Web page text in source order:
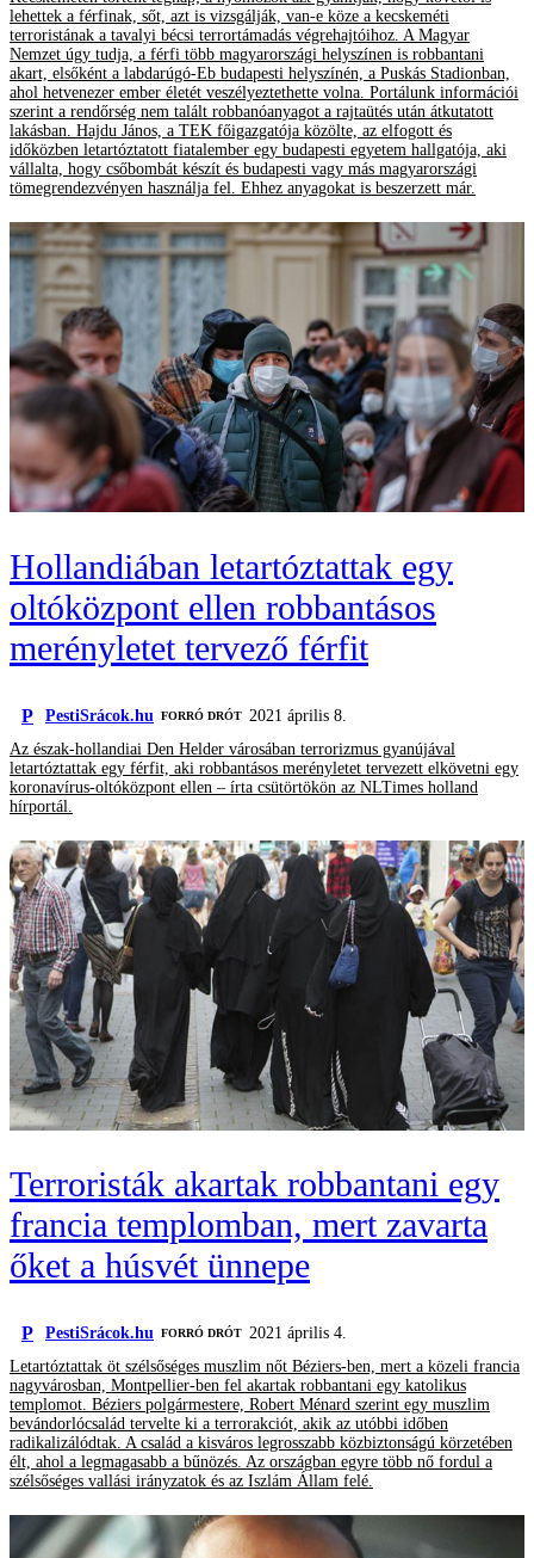
lehettek a férfinak, sőt, azt is vizsgálják, van-e köze a kecskeméti
terroristának a tavalyi bécsi terrortámadás végrehajtóihoz. A Magyar
Nemzet úgy tudja, a férfi több magyarországi helyszínen is robbantani
akart, elsőként a labdarúgó-Eb budapesti helyszínén, a Puskás Stadionban,
ahol hetvenezer ember életét veszélyeztethette volna. Portálunk információi
szerint a rendőrség nem talált robbanóanyagot a rajtaütés után átkutatott
lakásban. Hajdu János, a TEK főigazgatója közölte, az elfogott és
időközben letartóztatott fiatalember egy budapesti egyetem hallgatója, aki
vállalta, hogy csőbombát készít és budapesti vagy más magyarországi
tömegrendezvényen használja fel. Ehhez anyagokat is beszerzett már.
Hollandiában letartóztattak egy
oltóközpont ellen robbantásos
merényletet tervező férfit
P PestiSrácok.hu FORRÓ DRÓT
2021 április 8.
Az észak-hollandiai Den Helder városában terrorizmus gyanújával
letartóztattak egy férfit, aki robbantásos merényletet tervezett elkövetni egy
koronavírus-oltóközpont ellen – írta csütörtökön az NLTimes holland
hírportál.
Terroristák akartak robbantani egy
francia templomban, mert zavarta
őket a húsvét ünnepe
P PestiSrácok.hu FORRÓ DRÓT 2021 április 4.
Letartóztattak öt szélsőséges muszlim nőt Béziers-ben, mert a közeli francia
nagyvárosban, Montpellier-ben fel akartak robbantani egy katolikus
templomot. Béziers polgármestere, Robert Ménard szerint egy muszlim
bevándorlócsalád tervelte ki a terrorakciót, akik az utóbbi időben
radikalizálódtak. A család a kisváros legrosszabb közbiztonságú körzetében
élt, ahol a legmagasabb a bűnözés. Az országban egyre több nő fordul a
szélsőséges vallási irányzatok és az Iszlám Állam felé.